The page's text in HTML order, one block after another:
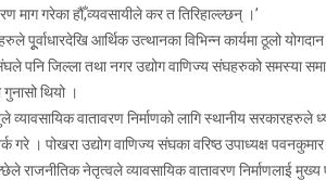
माग गरेका हौँ,व्यवसायीले कर त तिरिहाल्ल्छन् ।’
पूूर्वाधारदेखि आर्थिक उत्थानका विभिन्न कार्यमा ठूलो
पनि जिल्ला तथा नगर उद्योग वाणिज्य संघहरुको समस्या
थियो ।
वातावरण निर्माणको लागि स्थानीय सरकारहरुले
गरे । पोखरा उद्योग वाणिज्य संघका वरिष्ठ उपाध्यक्ष
नेतृत्वले व्यावसायिक वातावरण निर्माणलाई मुख्य